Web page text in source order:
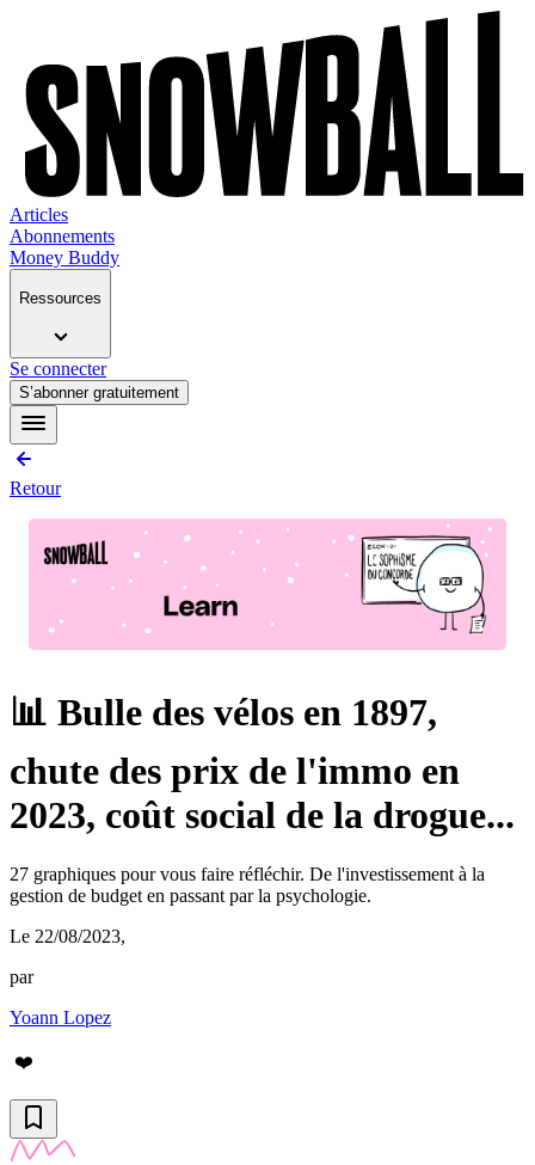
Articles
Abonnements
Money Buddy
Ressources
Se connecter
S’abonner gratuitement
Retour
📊 Bulle des vélos en 1897,
chute des prix de l'immo en
2023, coût social de la drogue...
27 graphiques pour vous faire réfléchir. De l'investissement à la
gestion de budget en passant par la psychologie.
Le 22/08/2023,
par
Yoann Lopez
❤️